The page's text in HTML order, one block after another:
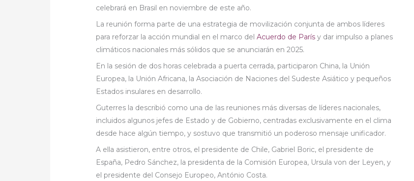
celebrará en Brasil en noviembre de este año.
La reunión forma parte de una estrategia de movilización conjunta de ambos líderes
para reforzar la acción mundial en el marco delAcuerdo de París y dar impulso a planes
climáticos nacionales más sólidos que se anunciarán en 2025.
En la sesión de dos horas celebrada a puerta cerrada, participaron China, la Unión
Europea, la Unión Africana, la Asociación de Naciones del Sudeste Asiático y pequeños
Estados insulares en desarrollo.
Guterres la describió como una de las reuniones más diversas de líderes nacionales,
incluidos algunos jefes de Estado y de Gobierno, centradas exclusivamente en el clima
desde hace algún tiempo, y sostuvo que transmitió un poderoso mensaje unificador.
A ella asistieron, entre otros, el presidente de Chile, Gabriel Boric, el presidente de
España, Pedro Sánchez, la presidenta de la Comisión Europea, Ursula von der Leyen, y
el presidente del Consejo Europeo, António Costa.